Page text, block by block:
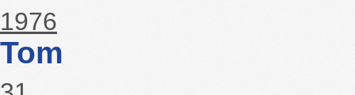
1976
Tom